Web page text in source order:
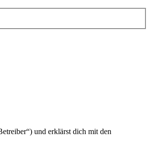
und erklärst dich mit den